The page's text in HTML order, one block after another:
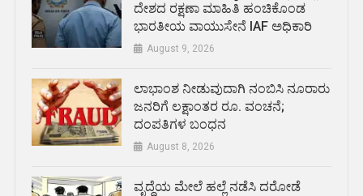
ದೇಶದ ರಕ್ಷಣಾ ಮಾಹಿತಿ ಹಂಚಿಕೊಂಡ
ಭಾರತೀಯ ವಾಯುಸೇನೆ IAF ಅಧಿಕಾರಿ
August 9, 2026
ಲಾಭಾಂಶ ನೀಡುವುದಾಗಿ ನಂಬಿಸಿ ನೂರಾರು
ಜನರಿಗೆ ಲಕ್ಷಾಂತರ ರೂ. ವಂಚನೆ;
ದಂಪತಿಗಳ ಬಂಧನ
August 8, 2026
ವೃದ್ಧೆಯ ಮೇಲೆ ಹಲ್ಲೆ ನಡೆಸಿ ದರೋಡೆ